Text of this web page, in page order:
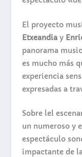
El proyecto
Etxeandiay
panorama
es mucho más
experiencia
expresadas a
Sobre lel
un numeroso y
espectáculo
impactante de